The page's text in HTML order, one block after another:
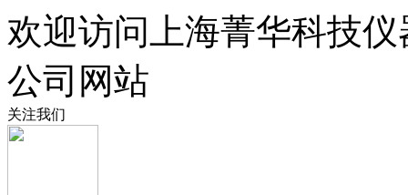
欢迎访问上海菁华科技
公司网站
关注我们